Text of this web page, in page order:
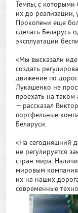
Темпы, с которыми
их до реализации,
Прокопени еще
сделать Беларусь
эксплуатации
«Мы высказали
создать
движение по
Лукашенко не
проехать на
— рассказал
портфельные
Беларуси.
«На сегодняшний
не регулируется
стран мира.
мировым
их на наших
современные